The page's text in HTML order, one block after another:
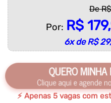
De
Por: R$
6x de R$
QUERO
Clique aqui e agende
⚡ Apenas 5 vagas com